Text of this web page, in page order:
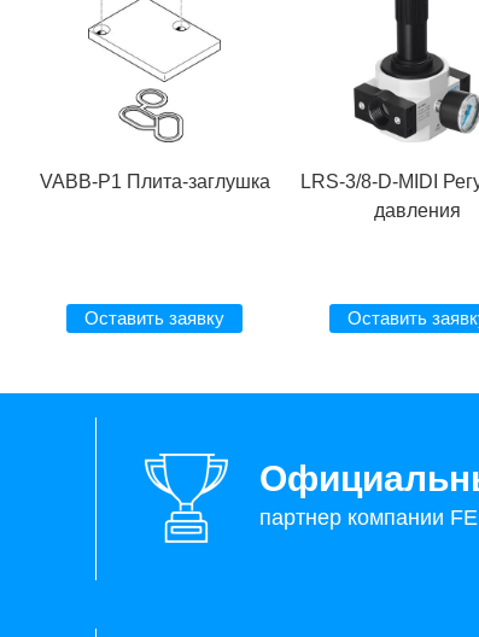
VABB-P1 Плита-заглушка
Оставить заявку
LRS-3/8-D-MIDI
давления
Оставить
партнер компании